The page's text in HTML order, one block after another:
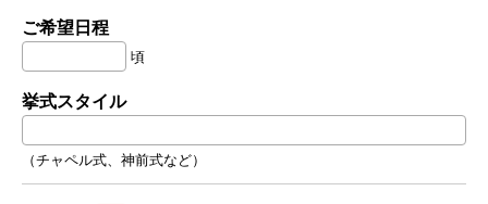
ご希望日程
頃
挙式スタイル
（チャペル式、神前式など）